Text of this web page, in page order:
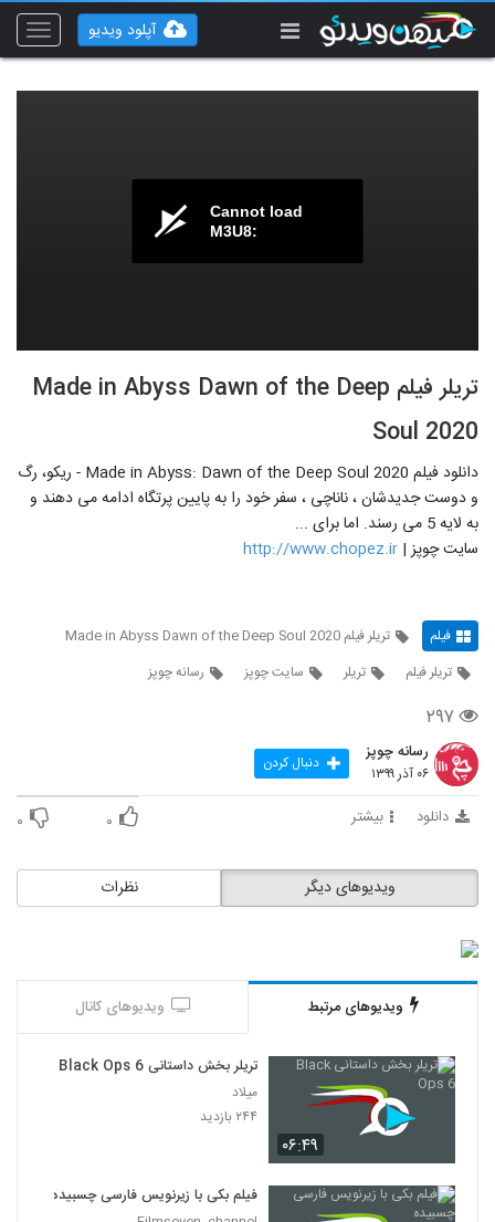
Toggle
آپلود ویدیو
Cannot load
M3U8:
تریلر فیلم Made in Abyss Dawn of the Deep
Soul 2020
دانلود فیلم Made in Abyss: Dawn of the Deep Soul 2020 - ریکو، رگ
و دوست جدیدشان ، ناناچی ، سفر خود را به پایین پرتگاه ادامه می دهند و
به لایه 5 می رسند. اما برای ...
سایت چوپز | http://www.chopez.ir
فیلم
تریلر فیلم Made in Abyss Dawn of the Deep Soul 2020
تریلر فیلم
تریلر سایت چوپز رسانه چوپز
۲۹۷
رسانه چوپز
۰۶ آذر ۱۳۹۹ دنبال کردن
دانلود بیشتر ۰ ۰
نظرات ویدیوهای دیگر
ویدیوهای مرتبط ویدیوهای کانال
۰۶:۴۹
تریلر بخش داستانی Black Ops 6
میلاد
۲۴۴ بازدید
فیلم بکی با زیرنویس فارسی چسبیده